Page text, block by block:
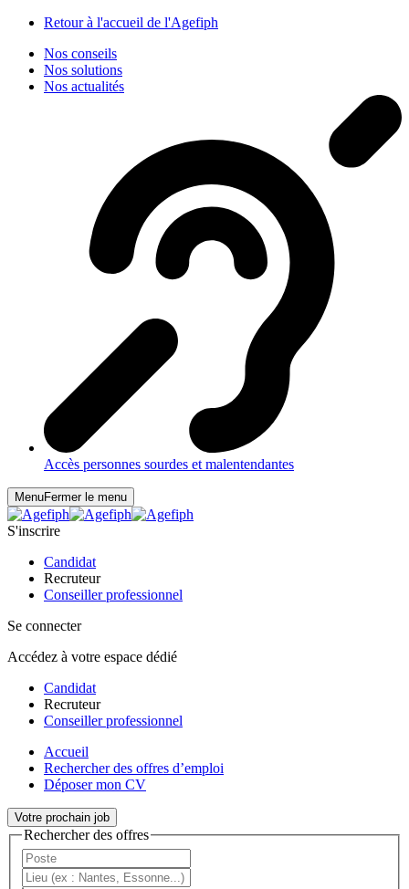
Retour à l'accueil de l'Agefiph
Nos conseils
Nos solutions
Nos actualités
Accès personnes sourdes et malentendantes
MenuFermer le menu
S'inscrire
Candidat
Recruteur
Conseiller professionnel
Se connecter
Accédez à votre espace dédié
Candidat
Recruteur
Conseiller professionnel
Accueil
Rechercher des offres d’emploi
Déposer mon CV
Votre prochain job
Rechercher des offres